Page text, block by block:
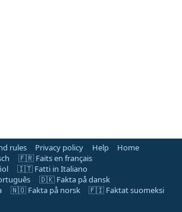
rules Privacy policy Help
Home
🇫🇷 Faits en français
🇮🇹 Fatti in Italiano
🇩🇰 Fakta på dansk
🇳🇴 Fakta på norsk
🇫🇮 Faktat suomeksi